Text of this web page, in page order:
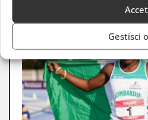
Gestisci